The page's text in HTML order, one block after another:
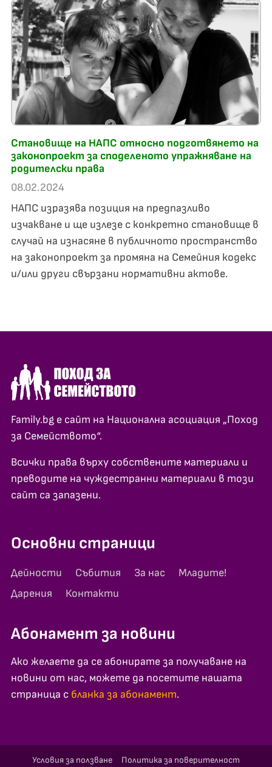
Становище на НАПС относно подготвянето на
законопроект за споделеното упражняване на
родителски права
08.02.2024
НАПС изразява позиция на предпазливо
изчакване и ще излезе с конкретно становище в
случай на изнасяне в публичното пространство
на законопроект за промяна на Семейния кодекс
и/или други свързани нормативни актове.
Family.bg е сайт на Национална асоциация „Поход
за Семейството“.
Всички права върху собствените материали и
преводите на чуждестранни материали в този
сайт са запазени.
Основни страници
Дейности Събития За нас
Младите!
Дарения
Контакти
Абонамент за новини
Ако желаете да се абонирате за получаване на
новини от нас, можете да посетите нашата
страница с бланка за абонамент.
Условия за ползване Политика за поверителност